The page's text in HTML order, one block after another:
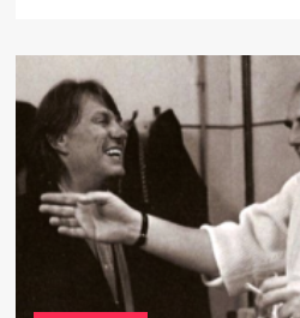
Zu
in
Sanremo